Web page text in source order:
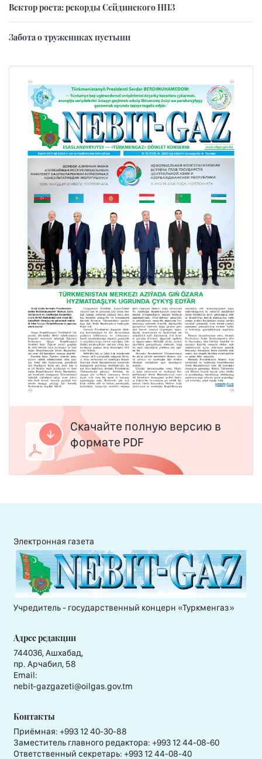
Вектор роста: рекорды Сейдинского НПЗ
Забота о тружениках пустыни
Скачайте полную версию в
формате PDF
Электронная газета
Учредитель - государственный концерн «Туркменгаз»
Адрес редакции
744036, Ашхабад,
пр. Арчабил, 58
Email:
nebit-gazgazeti@oilgas.gov.tm
Контакты
Приёмная: +993 12 40-30-88
Заместитель главного редактора: +993 12 44-08-60
Ответственный секретарь: +993 12 44-08-40